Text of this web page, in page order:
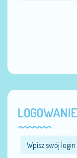
LOGOWANIE